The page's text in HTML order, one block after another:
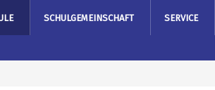
SCHULGEMEINSCHAFT SERVICE